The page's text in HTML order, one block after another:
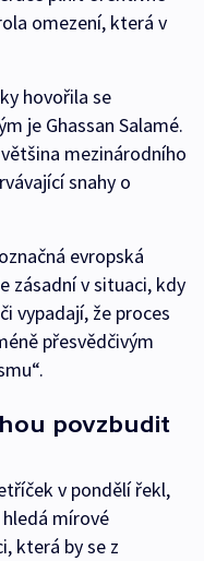
omezení, která v
hovořila se
je Ghassan Salamé.
mezinárodního
snahy o
evropská
zásadní v situaci, kdy
vypadají, že proces
přesvědčivým
povzbudit
v pondělí řekl,
mírové
která by se z